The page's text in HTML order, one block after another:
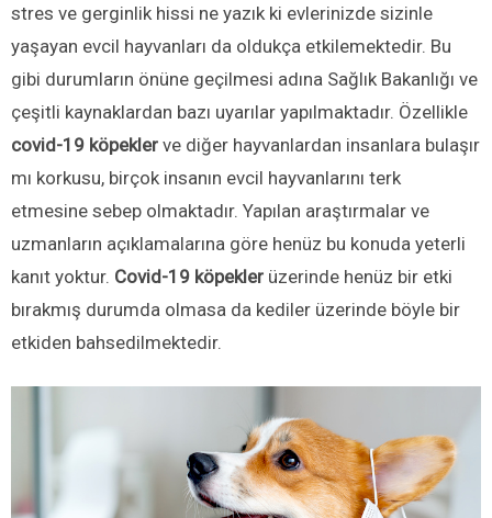
stres ve gerginlik hissi ne yazık ki evlerinizde sizinle
yaşayan evcil hayvanları da oldukça etkilemektedir. Bu
gibi durumların önüne geçilmesi adına Sağlık Bakanlığı ve
çeşitli kaynaklardan bazı uyarılar yapılmaktadır. Özellikle
covid-19 köpekler ve diğer hayvanlardan insanlara bulaşır
mı korkusu, birçok insanın evcil hayvanlarını terk
etmesine sebep olmaktadır. Yapılan araştırmalar ve
uzmanların açıklamalarına göre henüz bu konuda yeterli
kanıt yoktur. Covid-19 köpekler üzerinde henüz bir etki
bırakmış durumda olmasa da kediler üzerinde böyle bir
etkiden bahsedilmektedir.